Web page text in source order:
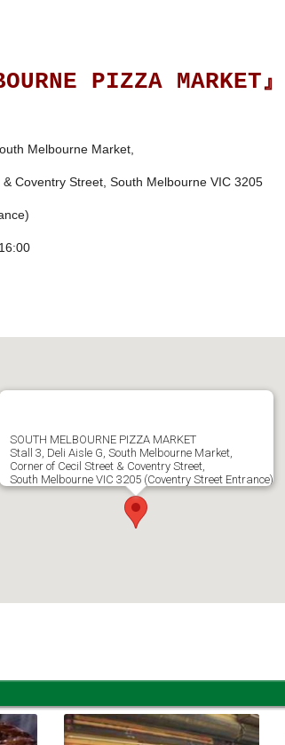
PIZZA MARKET』
Melbourne Market,
Street, South Melbourne VIC 3205
SOUTH MELBOURNE PIZZA MARKET
Stall 3, Deli Aisle G, South Melbourne Market,
Corner of Cecil Street & Coventry Street,
South Melbourne VIC 3205 (Coventry Street Entrance)